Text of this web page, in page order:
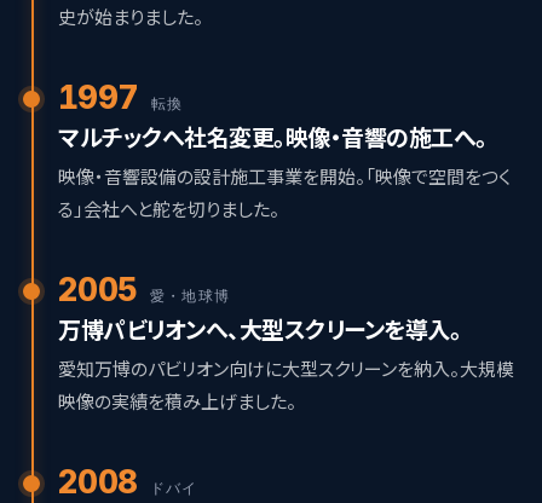
史が始まりました。
1997 転換
マルチックへ社名変更。映像・音響の施工へ。
映像・音響設備の設計施工事業を開始。「映像で空間をつく
る」会社へと舵を切りました。
2005 愛・地球博
万博パビリオンへ、大型スクリーンを導入。
愛知万博のパビリオン向けに大型スクリーンを納入。大規模
映像の実績を積み上げました。
2008 ドバイ